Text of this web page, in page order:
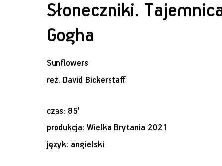
Słoneczniki.
Gogha
Sunflowers
reż. David Bickerstaff
czas: 85’
produkcja: Wielka Brytania 2021
język: angielski